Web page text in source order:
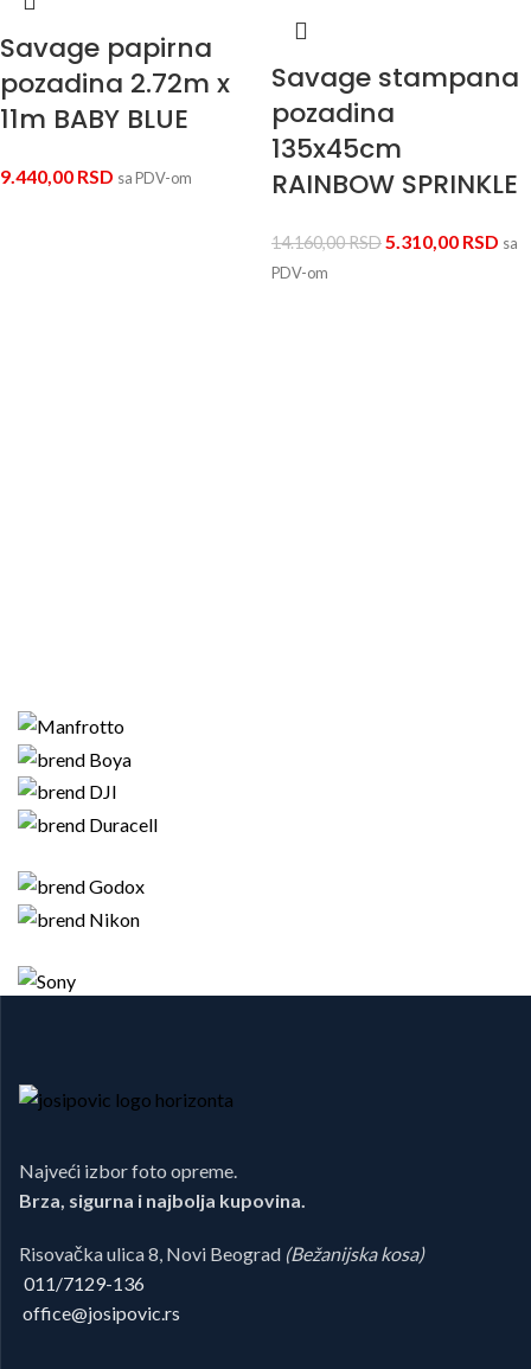
Savage papirna
pozadina 2.72m x
11m BABY BLUE
9.440,00 RSD sa PDV-om
Savage stampana
pozadina
135x45cm
RAINBOW SPRINKLE
14.160,00RSD5.310,00 RSD sa
PDV-om
Najveći izbor foto opreme.
Brza, sigurna i najbolja kupovina.
Risovačka ulica 8, Novi Beograd (Bežanijska kosa)
011/7129-136
office@josipovic.rs